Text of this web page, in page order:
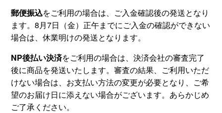
郵便振込をご利用の場合は、ご入金確認後の発送となり
ます。8月7日（金）正午までにご入金の確認ができない
場合は、休業明けの発送となります。
NP後払い決済をご利用の場合は、決済会社の審査完了
後に商品を発送いたします。審査の結果、ご利用いただ
けない場合は、お支払い方法の変更が必要となり、ご希
望のお届け日に添えない場合がございます。あらかじめ
ご了承ください。